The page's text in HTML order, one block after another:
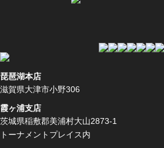
琵琶湖本店
滋賀県大津市小野306
霞ヶ浦支店
茨城県稲敷郡美浦村大山2873-1
トーナメントプレイス内